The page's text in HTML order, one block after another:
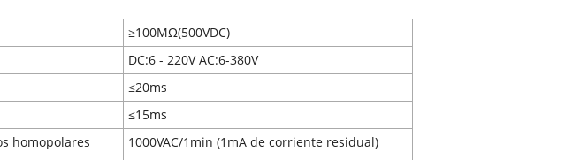
≥100MΩ(500VDC)
DC:6 - 220V AC:6-380V
≤20ms
≤15ms
homopolares
1000VAC/1min (1mA de corriente residual)